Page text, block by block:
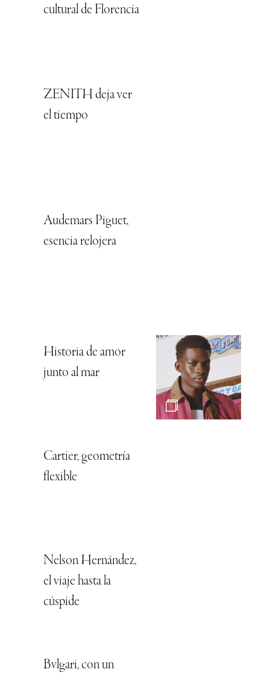
cultural de Florencia
ZENITH deja ver
el tiempo
Audemars Piguet,
esencia relojera
Historia de amor
junto al mar
Cartier, geometría
flexible
Nelson Hernández,
el viaje hasta la
cúspide
Bvlgari, con un